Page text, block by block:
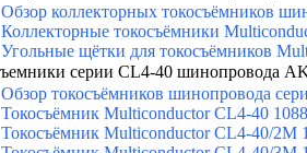
Обзор коллекторных токосъёмников
Коллекторные токосъёмники
Угольные щётки для токосъёмников
серии CL4-40 шинопровода
Обзор токосъёмников шинопровода
Токосъёмник Multiconductor CL4-40
Токосъёмник Multiconductor CL4-40/2M